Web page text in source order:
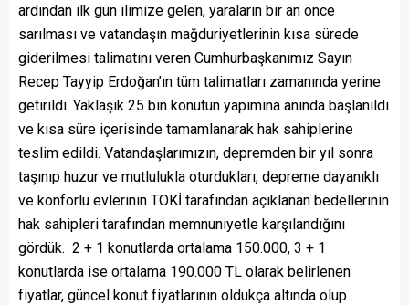
ardından ilk gün ilimize gelen, yaraların bir an önce
sarılması ve vatandaşın mağduriyetlerinin kısa sürede
giderilmesi talimatını veren Cumhurbaşkanımız Sayın
Recep Tayyip Erdoğan’ın tüm talimatları zamanında yerine
getirildi. Yaklaşık 25 bin konutun yapımına anında başlanıldı
ve kısa süre içerisinde tamamlanarak hak sahiplerine
teslim edildi. Vatandaşlarımızın, depremden bir yıl sonra
taşınıp huzur ve mutlulukla oturdukları, depreme dayanıklı
ve konforlu evlerinin TOKİ tarafından açıklanan bedellerinin
hak sahipleri tarafından memnuniyetle karşılandığını
gördük. 2 + 1 konutlarda ortalama 150.000, 3 + 1
konutlarda ise ortalama 190.000 TL olarak belirlenen
fiyatlar, güncel konut fiyatlarının oldukça altında olup